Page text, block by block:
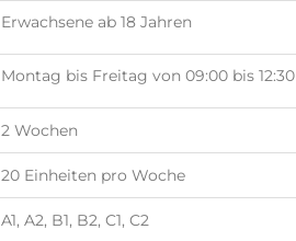
Erwachsene ab 18 Jahren
Montag bis Freitag von 09:00 bis
2 Wochen
20 Einheiten pro Woche
A1, A2, B1, B2, C1, C2